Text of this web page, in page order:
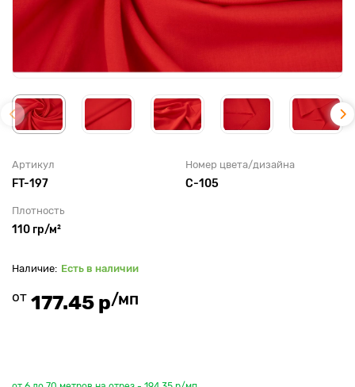
Артикул
FT-197
Номер цвета/дизайна
C-105
Плотность
110 гр/м²
Есть в наличии
от 177.45 р/мп